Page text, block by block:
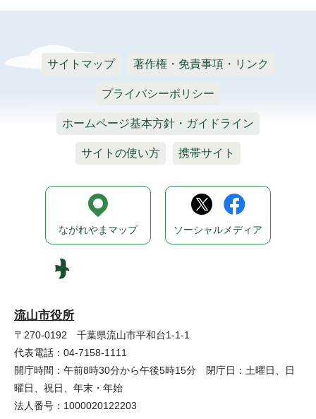
サイトマップ 著作権・免責事項・リンク
プライバシーポリシー
ホームページ基本方針・ガイドライン
サイトの使い方 携帯サイト
流山市役所
〒270-0192 千葉県流山市平和台1-1-1
代表電話：04-7158-1111
開庁時間：午前8時30分から午後5時15分 閉庁日：土曜日、日
曜日、祝日、年末・年始
法人番号：1000020122203
ながれやまマップ ソーシャルメディア